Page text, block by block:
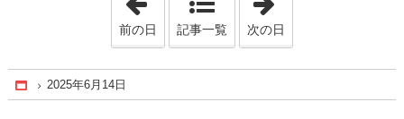
前の日 記事一覧 次の日
Home
2025年6月14日